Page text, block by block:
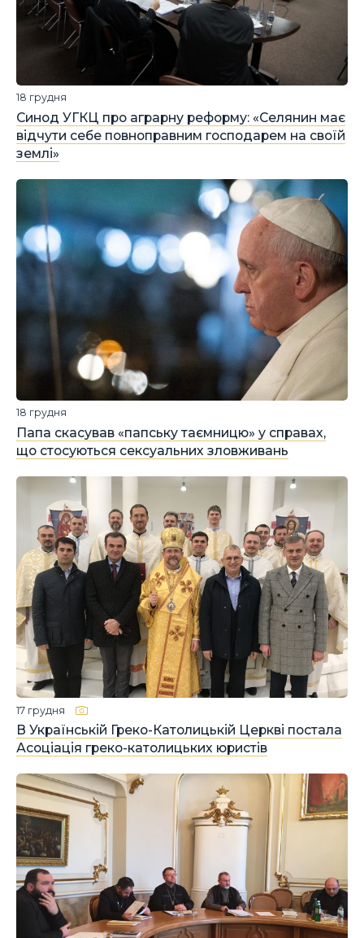
Синод УГКЦ про аграрну реформу: «Селянин має
відчути себе повноправним господарем на своїй
землі»
18 грудня
Папа скасував «папську таємницю» у справах,
що стосуються сексуальних зловживань
18 грудня
В Українській Греко-Католицькій Церкві постала
Асоціація греко-католицьких юристів
17 грудня